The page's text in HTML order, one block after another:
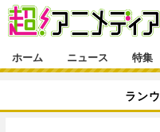
ホーム ニュース 特集
ラン